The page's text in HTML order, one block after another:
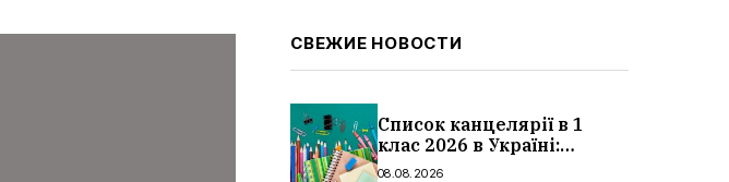
СВЕЖИЕ НОВОСТИ
Список канцелярії в 1
клас 2026 в Україні:
повний чек-лист для
08.08.2026